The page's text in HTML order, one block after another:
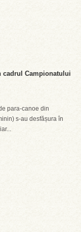
cadrul Campionatului
para-canoe din
s-au desfășura în